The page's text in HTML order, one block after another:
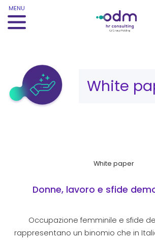
MENU
White
White paper
Donne, lavoro e sfide
Occupazione femminile e sfide
rappresentano un binomio che in